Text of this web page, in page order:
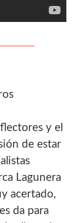
y el
de estar
Lagunera
acertado,
da para